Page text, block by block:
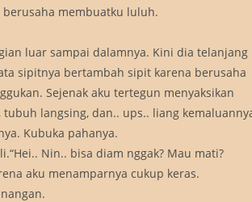
berusaha membuatku luluh.
luar sampai dalamnya. Kini dia telanjang
sipitnya bertambah sipit karena berusaha
Sejenak aku tertegun menyaksikan
langsing, dan.. ups.. liang
Kubuka pahanya.
Nin.. bisa diam nggak? Mau mati?
aku menamparnya cukup keras.